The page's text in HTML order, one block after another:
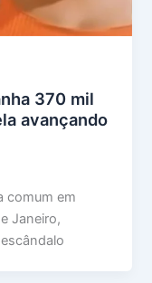
370 mil
avançando
comum em
Janeiro,